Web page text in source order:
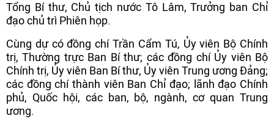
Tổng Bí thư, Chủ tịch nước Tô Lâm, Trưởng ban Chỉ
đạo chủ trì Phiên họp.
Cùng dự có đồng chí Trần Cẩm Tú, Ủy viên Bộ Chính
trị, Thường trực Ban Bí thư; các đồng chí Ủy viên Bộ
Chính trị, Ủy viên Ban Bí thư, Ủy viên Trung ương Đảng;
các đồng chí thành viên Ban Chỉ đạo; lãnh đạo Chính
phủ, Quốc hội, các ban, bộ, ngành, cơ quan Trung
ương.